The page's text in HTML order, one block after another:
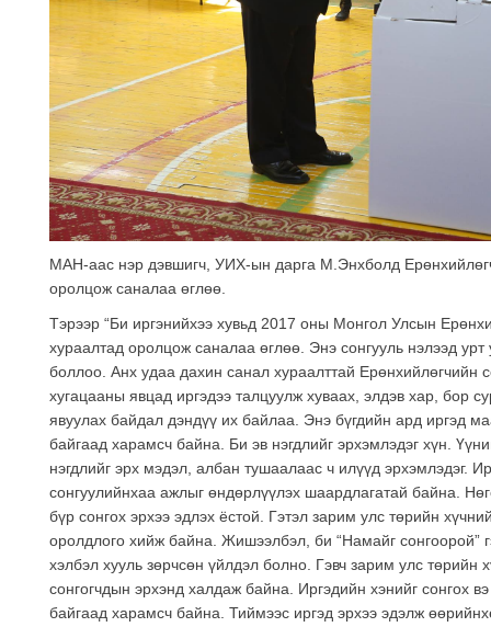
МАН-аас нэр дэвшигч, УИХ-ын дарга М.Энхболд
оролцож саналаа өглөө.
Тэрээр “Би иргэнийхээ хувьд 2017 оны Монгол Улсын
хураалтад оролцож саналаа өглөө. Энэ сонгууль нэлээд урт
боллоо. Анх удаа дахин санал хураалттай Ерөнхийлөгчийн
хугацааны явцад иргэдээ талцуулж хуваах, элдэв хар, бор
явуулах байдал дэндүү их байлаа. Энэ бүгдийн ард иргэд
байгаад харамсч байна. Би эв нэгдлийг эрхэмлэдэг хүн.
нэгдлийг эрх мэдэл, албан тушаалаас ч илүүд эрхэмлэдэг.
сонгуулийнхаа ажлыг өндөрлүүлэх шаардлагатай байна.
бүр сонгох эрхээ эдлэх ёстой. Гэтэл зарим улс төрийн
оролдлого хийж байна. Жишээлбэл, би “Намайг сонгоорой”
хэлбэл хууль зөрчсөн үйлдэл болно. Гэвч зарим улс төрийн
сонгогчдын эрхэнд халдаж байна. Иргэдийн хэнийг сонгох
байгаад харамсч байна. Тиймээс иргэд эрхээ эдэлж